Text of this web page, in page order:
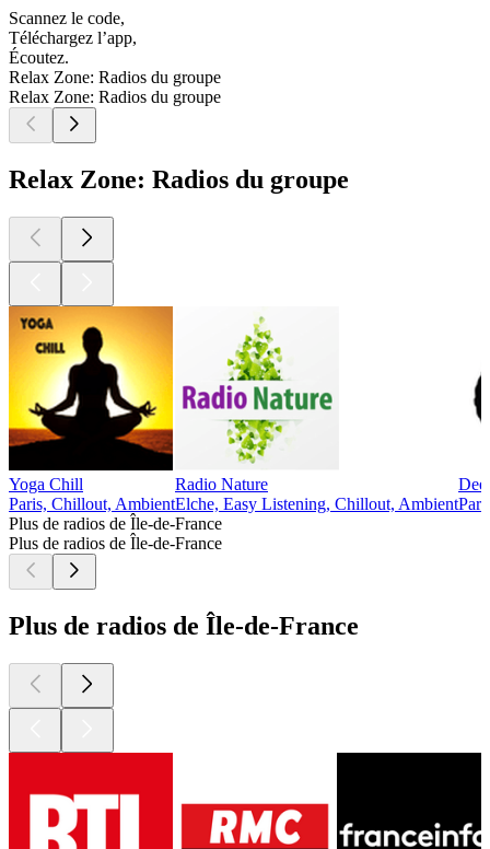
Scannez le code,
Téléchargez l’app,
Écoutez.
Relax Zone: Radios du groupe
Relax Zone: Radios du groupe
Relax Zone: Radios du groupe
Yoga Chill
Paris, Chillout, Ambient
Radio Nature
Elche, Easy Listening, Chillout, Ambient
Plus de radios de Île-de-France
Plus de radios de Île-de-France
Plus de radios de Île-de-France